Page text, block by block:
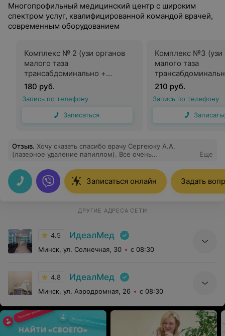
Многопрофильный медицинский центр с широким
спектром услуг, квалифицированной командой врачей,
современным оборудованием
Комплекс № 2 (узи органов
малого таза
трансабдоминально +
трансвагинально + допплер
кольпоскопиярасширенная+о
смотр и консультация врача-
гинеколога+ забор
цитологию)
180 руб.
Запись по телефону
Записаться
Комплекс №3 (узи
малого таза
трансвагинально
смотр и
гинеколога+ забор
цитологию+
консультация
210 руб.
Запись по телефону
Отзыв. Хочу сказать спасибо врачу Сергеюку А.А.
(лазерное удаление папиллом). Все очень
только порекомендовать
Еще
Записаться онлайн Задать
ДРУГИЕ АДРЕСА СЕТИ
4.5 ИдеалМед
Минск, ул. Солнечная, 30 с 08:30
4.8 ИдеалМед
Минск, ул. Аэродромная, 26 с 08:30